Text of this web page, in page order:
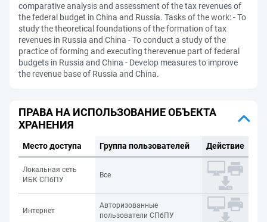
comparative analysis and assessment of the tax revenues of
the federal budget in China and Russia. Tasks of the work: - To
study the theoretical foundations of the formation of tax
revenues in Russia and China - To conduct a study of the
practice of forming and executing therevenue part of federal
budgets in Russia and China - Develop measures to improve
the revenue base of Russia and China.
ПРАВА НА ИСПОЛЬЗОВАНИЕ ОБЪЕКТА
ХРАНЕНИЯ
Место доступа Группа пользователей Действие
Локальная сеть
ИБК СПбПУ
Все
Интернет
Авторизованные
пользователи СПбПУ